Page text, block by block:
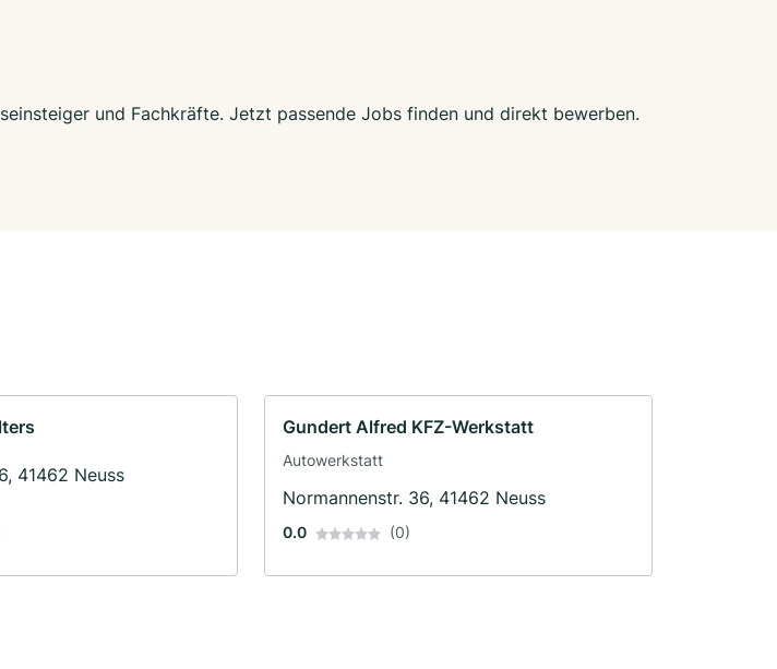
und Fachkräfte. Jetzt passende Jobs finden und direkt bewerben.
41462 Neuss
Gundert Alfred KFZ-Werkstatt
Autowerkstatt
Normannenstr. 36, 41462 Neuss
0.0 (0)